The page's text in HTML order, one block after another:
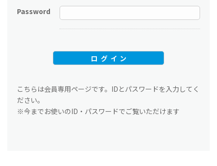
Password
こちらは会員専用ページです。IDとパスワードを入力してく
ださい。
※今までお使いのID・パスワードでご覧いただけます